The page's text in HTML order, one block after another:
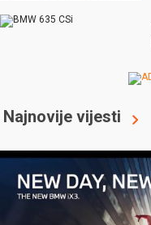
Najnovije vijesti